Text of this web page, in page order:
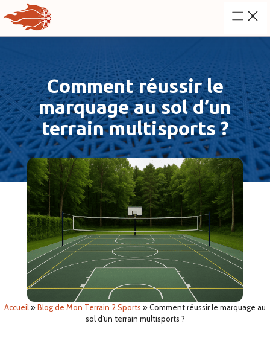
au
contenu
Comment réussir le
marquage au sol d’un
terrain multisports ?
Accueil»Blog de Mon Terrain 2 Sports »Comment réussir le marquage au
sol d’un terrain multisports ?